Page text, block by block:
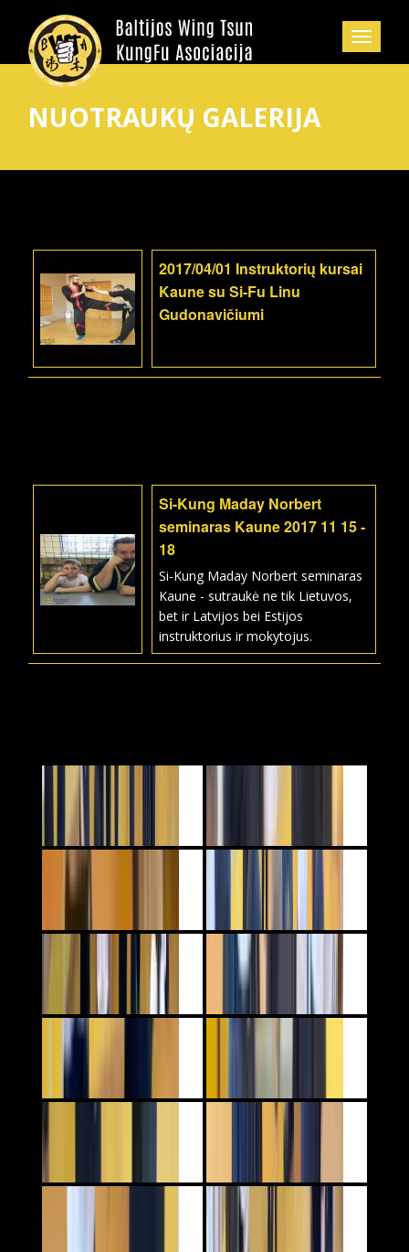
NUOTRAUKŲ GALERIJA
2017/04/01 Instruktorių kursai
Kaune su Si-Fu Linu
Gudonavičiumi
Si-Kung Maday Norbert
seminaras Kaune 2017 11 15 -
18
Si-Kung Maday Norbert seminaras
Kaune - sutraukė ne tik Lietuvos,
bet ir Latvijos bei Estijos
instruktorius ir mokytojus.